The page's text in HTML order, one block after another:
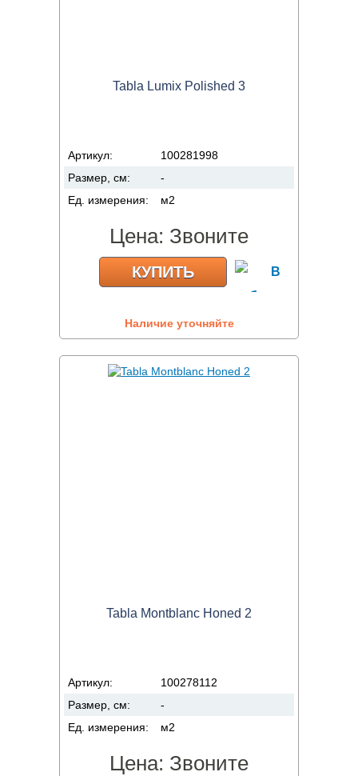
Tabla Lumix Polished 3
Артикул:
100281998
Размер, см:
-
Ед. измерения:
м2
Цена: Звоните
КУПИТЬ
Наличие уточняйте
Tabla Montblanc Honed 2
Артикул:
100278112
Размер, см:
-
Ед. измерения:
м2
Цена: Звоните